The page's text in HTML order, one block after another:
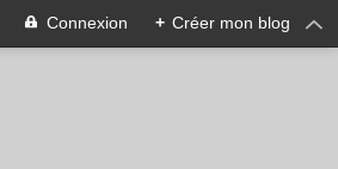
Connexion + Créer mon blog